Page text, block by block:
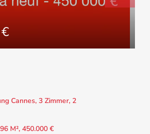
Cannes, 3 Zimmer, 2
M², 450.000 €